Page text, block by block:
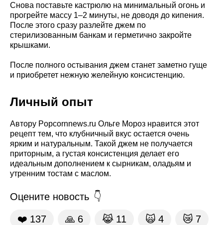
Снова поставьте кастрюлю на минимальный огонь и
прогрейте массу 1–2 минуты, не доводя до кипения.
После этого сразу разлейте джем по
стерилизованным банкам и герметично закройте
крышками.
После полного остывания джем станет заметно гуще
и приобретет нежную желейную консистенцию.
Личный опыт
Автору Popcornnews.ru Ольге Мороз нравится этот
рецепт тем, что клубничный вкус остается очень
ярким и натуральным. Такой джем не получается
приторным, а густая консистенция делает его
идеальным дополнением к сырникам, оладьям и
утренним тостам с маслом.
Оцените новость
❤️ 137 🙏 6 😹 11 🙀 4 😿 7